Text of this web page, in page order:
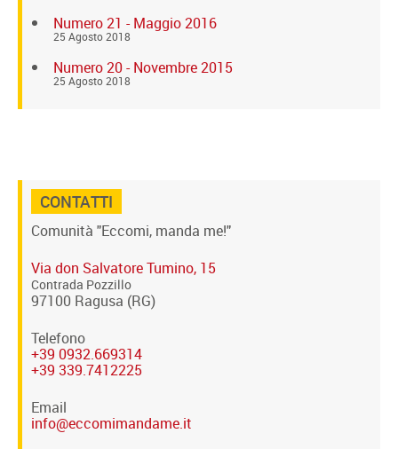
Numero 21 - Maggio 2016
25 Agosto 2018
Numero 20 - Novembre 2015
25 Agosto 2018
CONTATTI
Comunità "Eccomi, manda me!"
Via don Salvatore Tumino, 15
Contrada Pozzillo
97100 Ragusa (RG)
Telefono
+39 0932.669314
+39 339.7412225
Email
info@eccomimandame.it